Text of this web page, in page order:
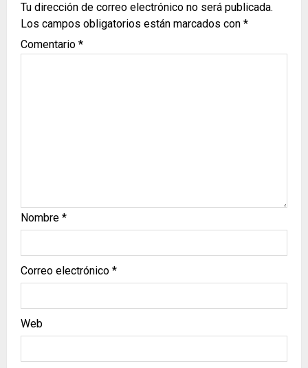
Tu dirección de correo electrónico no será publicada.
Los campos obligatorios están marcados con *
Comentario *
Nombre *
Correo electrónico *
Web